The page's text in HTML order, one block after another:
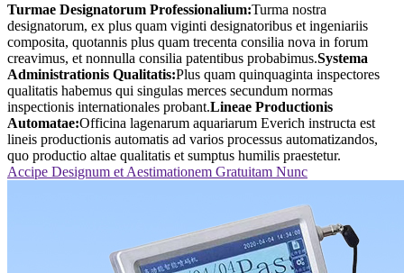
Turmae Designatorum Professionalium:Turma nostra
designatorum, ex plus quam viginti designatoribus et ingeniariis
composita, quotannis plus quam trecenta consilia nova in forum
creavimus, et nonnulla consilia patentibus probabimus.Systema
Administrationis Qualitatis:Plus quam quinquaginta inspectores
qualitatis habemus qui singulas merces secundum normas
inspectionis internationales probant.Lineae Productionis
Automatae:Officina lagenarum aquariarum Everich instructa est
lineis productionis automatis ad varios processus automatizandos,
quo productio altae qualitatis et sumptus humilis praestetur.
Accipe Designum et Aestimationem Gratuitam Nunc